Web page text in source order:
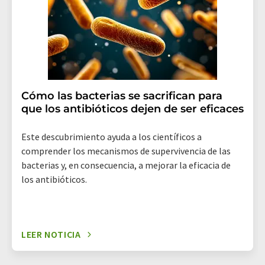
electrónico se incluye un enlace para anular la
suscripción al boletín informativo correspondiente.
Cómo las bacterias se sacrifican para
que los antibióticos dejen de ser eficaces
Este descubrimiento ayuda a los científicos a
comprender los mecanismos de supervivencia de las
bacterias y, en consecuencia, a mejorar la eficacia de
los antibióticos.
LEER NOTICIA